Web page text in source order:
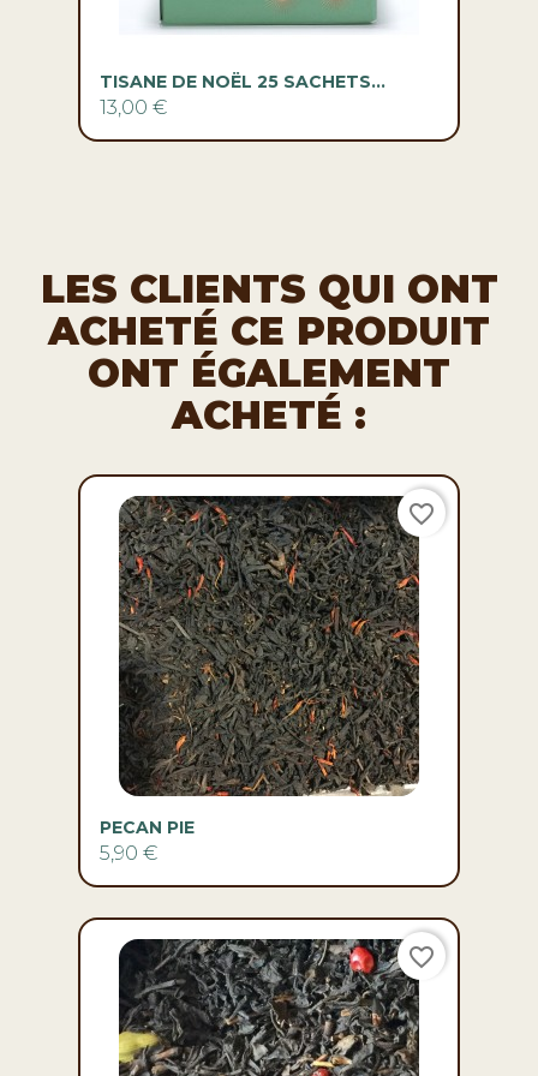
TISANE DE NOËL 25 SACHETS...
13,00 €
LES CLIENTS QUI ONT
ACHETÉ CE PRODUIT
ONT ÉGALEMENT
ACHETÉ :
PECAN PIE
5,90 €
favorite_border
favorite_border